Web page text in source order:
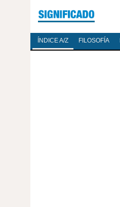
ÍNDICE A/Z FILOSOFÍA